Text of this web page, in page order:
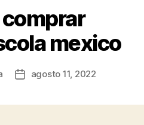
mexico
Fechaagosto 11, 2022